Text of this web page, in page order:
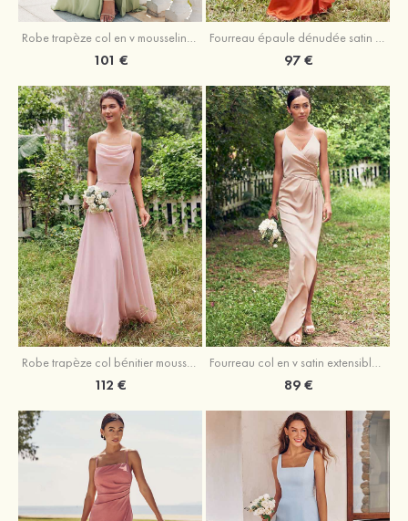
Robe trapèze col en v mousseline ras du sol robe de demoiselle d'honneur
101 €
Fourreau épaule dénudée satin extensible ras du sol robe de demoiselle d'honneur
97 €
Robe trapèze col bénitier mousseline ras du sol robe de demoiselle d'honneur
112 €
Fourreau col en v satin extensible asymétrique robe de demoiselle d'honneur
89 €